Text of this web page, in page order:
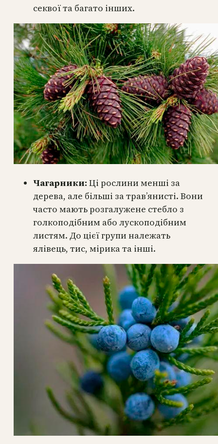
секвої та багато інших.
Чагарники: Ці рослини менші за
дерева, але більші за трав’янисті. Вони
часто мають розгалужене стебло з
голкоподібним або лускоподібним
листям. До цієї групи належать
ялівець, тис, мірика та інші.